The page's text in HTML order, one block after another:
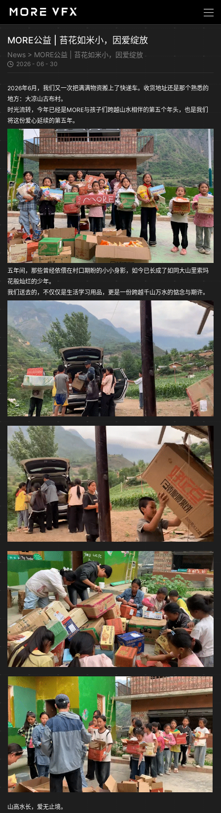
MORE公益 | 苔花如米小，因爱绽放
News > MORE公益 | 苔花如米小，因爱绽放
2026 - 06 - 30
2026年6月，我们又一次把满满物资搬上了快递车。收货地址还是那个熟悉的
地方：大凉山古布村。
时光流转，今年已经是MORE与孩子们跨越山水相伴的第五个年头，也是我们
将这份爱心延续的第五年。
五年间，那些曾经依偎在村口期盼的小小身影，如今已长成了如同大山里索玛
花般灿烂的少年。
我们送去的，不仅仅是生活学习用品，更是一份跨越千山万水的惦念与期许。
山高水长，爱无止境。